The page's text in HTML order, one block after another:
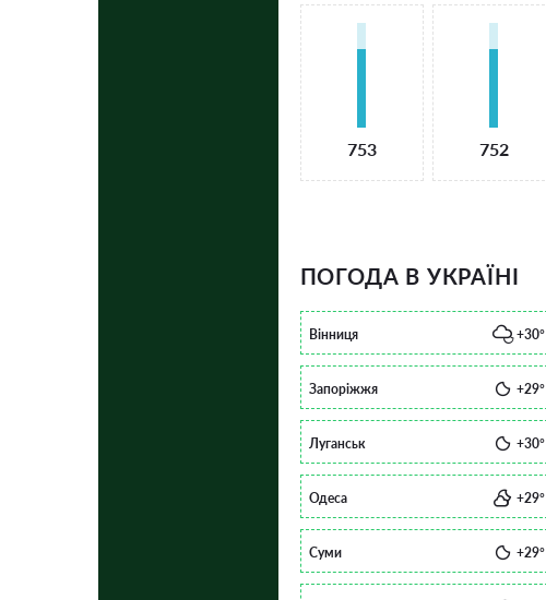
753 752
ПОГОДА В УКРАЇНІ
Вінниця +30°
Запоріжжя +29°
Луганськ +30°
Одеса +29°
Суми +29°